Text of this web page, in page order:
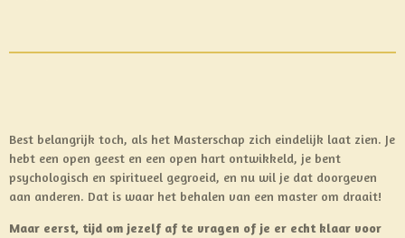
Best belangrijk toch, als het Masterschap zich eindelijk laat zien. Je
hebt een open geest en een open hart ontwikkeld, je bent
psychologisch en spiritueel gegroeid, en nu wil je dat doorgeven
aan anderen. Dat is waar het behalen van een master om draait!
Maar eerst, tijd om jezelf af te vragen of je er echt klaar voor